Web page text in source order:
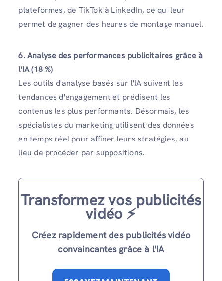
plateformes, de TikTok à LinkedIn, ce qui leur
permet de gagner des heures de montage manuel.
6. Analyse des performances publicitaires grâce à
l'IA (18 %)
Les outils d'analyse basés sur l'IA suivent les
tendances d'engagement et prédisent les
contenus les plus performants. Désormais, les
spécialistes du marketing utilisent des données
en temps réel pour affiner leurs stratégies, au
lieu de procéder par suppositions.
Transformez vos publicités
vidéo ⚡️
Créez rapidement des publicités vidéo
convaincantes grâce à l'IA